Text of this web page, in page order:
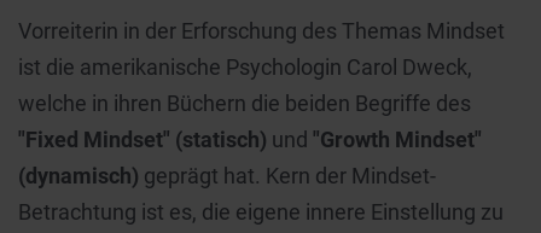
Vorreiterin in der Erforschung des Themas Mindset
ist die amerikanische Psychologin Carol Dweck,
welche in ihren Büchern die beiden Begriffe des
"Fixed Mindset" (statisch) und "Growth Mindset"
(dynamisch) geprägt hat. Kern der Mindset-
Betrachtung ist es, die eigene innere Einstellung zu